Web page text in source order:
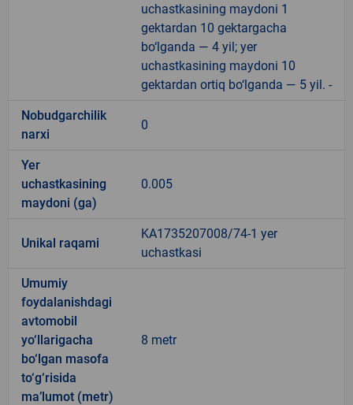
uchastkasining maydoni 1
gektardan 10 gektargacha
bo‘lganda — 4 yil; yer
uchastkasining maydoni 10
gektardan ortiq bo‘lganda — 5 yil. -
Nobudgarchilik
narxi
0
Yer
uchastkasining
maydoni (ga)
0.005
Unikal raqami
KA1735207008/74-1 yer
uchastkasi
Umumiy
foydalanishdagi
avtomobil
yo‘llarigacha
bo‘lgan masofa
to‘g‘risida
ma’lumot (metr)
8 metr